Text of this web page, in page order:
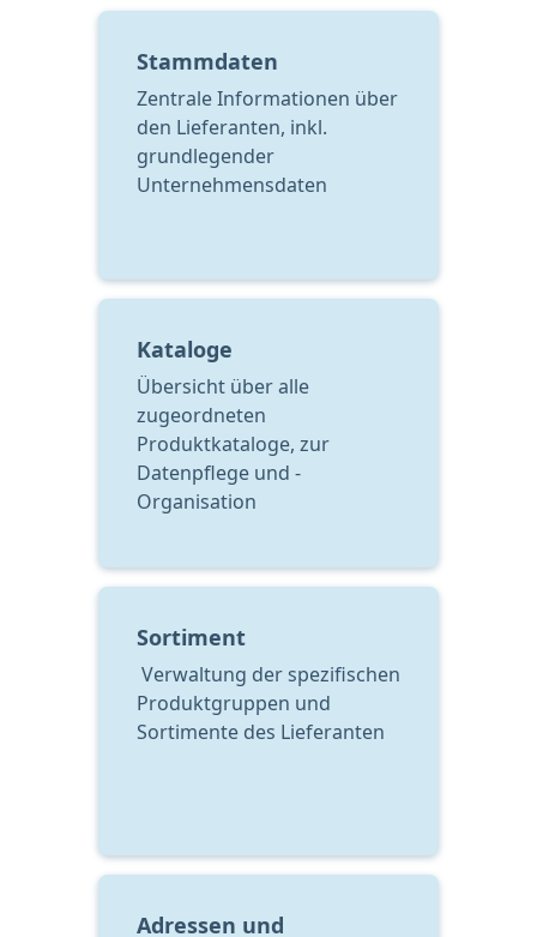
Stammdaten
Zentrale Informationen über
den Lieferanten, inkl.
grundlegender
Unternehmensdaten
Kataloge
Übersicht über alle
zugeordneten
Produktkataloge, zur
Datenpflege und -
Organisation
Sortiment
Produktgruppen und
Sortimente des Lieferanten
Adressen und